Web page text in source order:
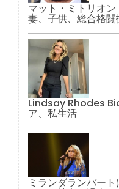
マット・ミトリオン
妻、子供、総合格闘
Lindsay Rhodes
ア、私生活
ミランダランバー